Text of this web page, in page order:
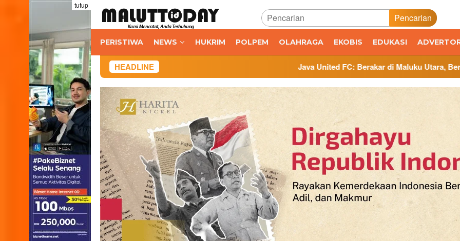
Loncat
konten
tutup
Pencarian
PERISTIWA NEWS HUKRIM POLPEM OLAHRAGA EKOBIS EDUKASI
HEADLINE Java United FC: Berakar di Maluku Utara, Bertumbuh di Jawa Tengah